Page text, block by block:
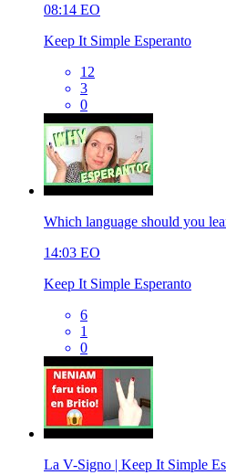
08:14 EO
Keep It Simple Esperanto
12
3
0
Which language should you
14:03 EO
Keep It Simple Esperanto
6
1
0
La V-Signo | Keep It Simple